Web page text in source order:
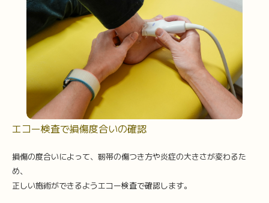
エコー検査で損傷度合いの確認
損傷の度合いによって、靭帯の傷つき方や炎症の大きさが変わるた
め、
正しい施術ができるようエコー検査で確認します。